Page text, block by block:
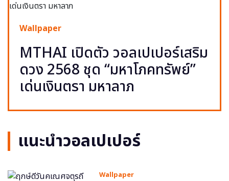
Wallpaper
MTHAI เปิดตัว วอลเปเปอร์เสริม
ดวง 2568 ชุด “มหาโภคทรัพย์”
เด่นเงินตรา มหาลาภ
แนะนำวอลเปเปอร์
Wallpaper